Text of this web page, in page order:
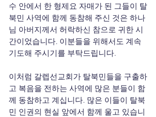
수 안에서 한 형제요 자매가 된 그들이 탈
북민 사역에 함께 동참해 주신 것은 하나
님 아버지께서 허락하신 참으로 귀한 시
간이었습니다. 이분들을 위해서도 계속
기도해 주시기를 부탁드립니다.
이처럼 갈렙선교회가 탈북민들을 구출하
고 복음을 전하는 사역에 많은 분들이 함
께 동참하고 계십니다. 많은 이들이 탈북
민 인권의 현실 앞에서 함께 울고 있습니